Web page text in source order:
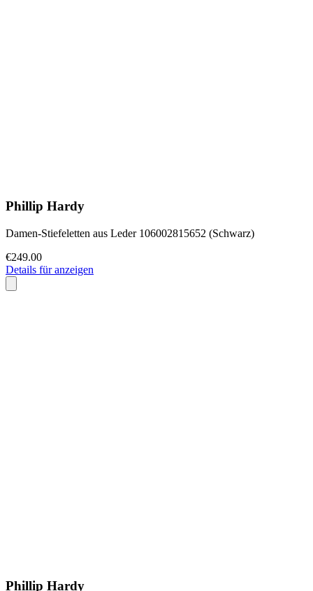
Phillip Hardy
Damen-Stiefeletten aus Leder 106002815652 (Schwarz)
€249.00
Details für anzeigen
Phillip Hardy